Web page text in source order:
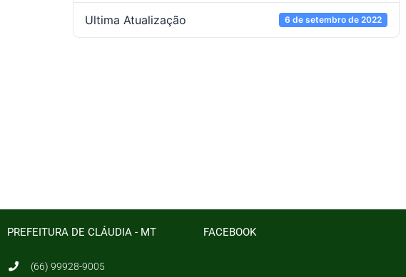
Ultima Atualização 6 de setembro de 2022
PREFEITURA DE CLÁUDIA - MT
(66) 99928-9005
FACEBOOK